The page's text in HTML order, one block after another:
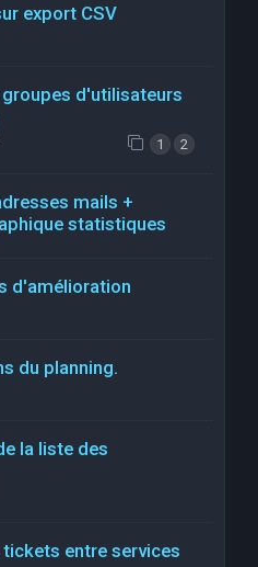
export CSV
d'utilisateurs
1 2
mails +
statistiques
d'amélioration
du planning.
la liste des
entre services